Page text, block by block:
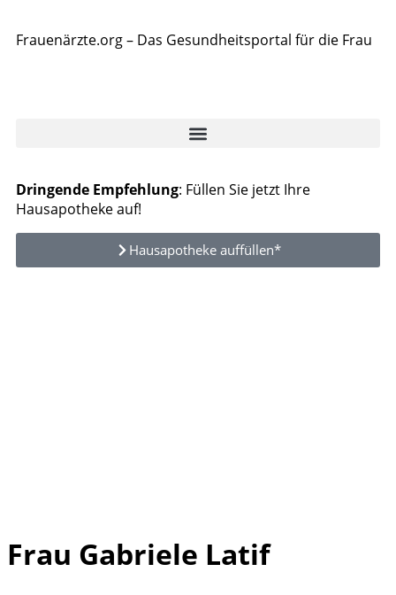
Frauenärzte.org – Das Gesundheitsportal für die Frau
Dringende Empfehlung: Füllen Sie jetzt Ihre
Hausapotheke auf!
Hausapotheke auffüllen*
Frau Gabriele Latif